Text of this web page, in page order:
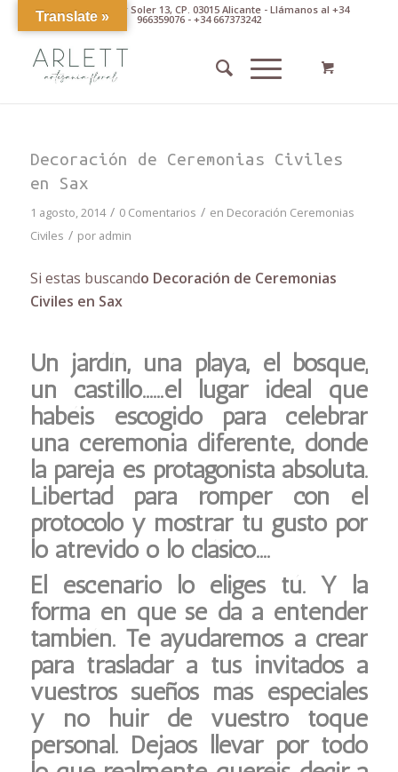
Av. Pintor Xavier Soler 13, CP. 03015 Alicante - Llámanos al +34
966359076 - +34 667373242
Decoración de Ceremonias Civiles
en Sax
1 agosto, 2014 / 0 Comentarios / en Decoración Ceremonias
Civiles / por admin
Si estas buscando Decoración de Ceremonias
Civiles en Sax
Un jardín, una playa, el bosque,
un castillo……el lugar ideal que
habéis escogido para celebrar
una ceremonia diferente, donde
la pareja es protagonista absoluta.
Libertad para romper con el
protocolo y mostrar tu gusto por
lo atrevido o lo clásico….
El escenario lo eliges tú. Y la
forma en que se da a entender
también. Te ayudaremos a crear
para trasladar a tus invitados a
vuestros sueños más especiales
y no huir de vuestro toque
personal. Dejaos llevar por todo
Translate »